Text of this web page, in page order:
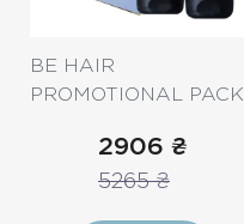
BE HAIR
PROMOTIONAL PACK
волосся
5265₴
2906 ₴